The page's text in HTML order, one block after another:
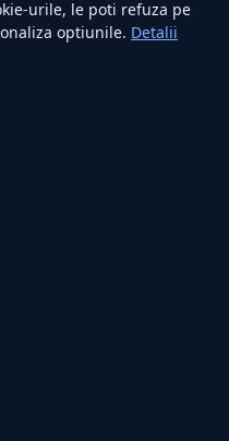
urile, le poti refuza pe
optiunile. Detalii